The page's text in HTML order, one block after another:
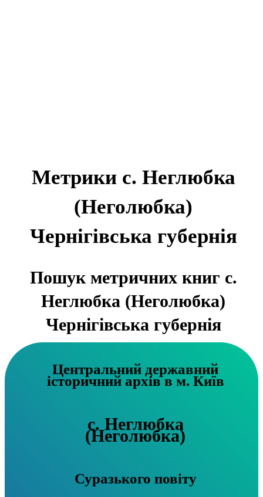
Метрики с. Неглюбка
(Неголюбка)
Чернігівська губернія
Пошук метричних книг с.
Неглюбка (Неголюбка)
Чернігівська губернія
Центральний державний
історичний архів в м. Київ
с. Неглюбка
(Неголюбка)
Суразького повіту